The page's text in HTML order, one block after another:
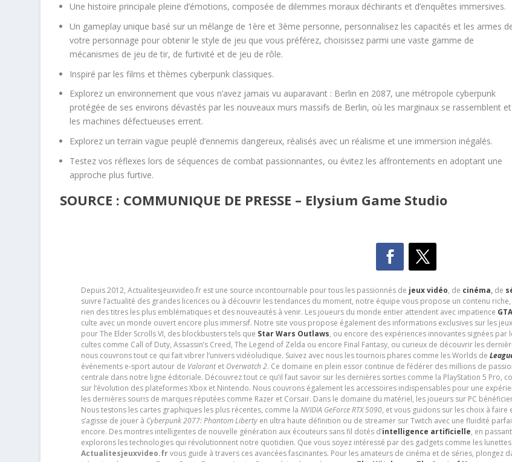
Une histoire principale pleine d’émotions, composée de dilemmes moraux déchirants et d’enquêtes immersives.
Un gameplay unique basé sur un mélange de 1ère et 3ème personne, personnalisez les capacités et les armes
votre personnage pour obtenir le style de jeu que vous préférez, choisissez parmi une vaste gamme de
mécanismes de jeu de tir, de furtivité et de jeu de rôle.
Inspiré par les films et thèmes cyberpunk classiques.
Explorez un environnement que vous n’avez jamais vu auparavant : Berlin en 2087, une métropole cyberpunk
protégée de ses environs dévastés par les nouveaux murs massifs de Berlin, où les marginaux se rassemblent
les machines défectueuses errent.
Explorez un terrain vague peuplé d’ennemis dangereux, réalisés avec un réalisme et une immersion inégalés.
Testez vos réflexes lors de séquences de combat passionnantes, ou évitez les affrontements en adoptant une
approche plus furtive.
SOURCE : COMMUNIQUE DE PRESSE – Elysium Game Studio
Depuis 2012, Actualitesjeuxvideo.fr est une source incontournable pour tous les passionnés de jeux vidéo, de cinéma,de
suivre l’actualité des grandes licences ou à découvrir les tendances du moment, notre équipe vous propose un contenu
rien des titres les plus emblématiques et des nouveautés à venir. Les joueurs du monde entier attendent avec impatience
culte avec un monde ouvert encore plus immersif. Notre site vous propose également des informations exclusives sur les
pour The Elder Scrolls VI, des blockbusters tels que Star Wars Outlaws, ou encore des expériences innovantes signées
cultes comme Call of Duty, Assassin’s Creed, The Legend of Zelda ou encore Final Fantasy, ou curieux de découvrir les
nous couvrons tout ce qui fait vibrer l’univers vidéoludique. Suivez avec nous les tournois phares comme les Worlds de
événements e-sport autour de Valorantet Overwatch 2. Ce domaine en plein essor continue de fédérer des millions de
centrale dans notre ligne éditoriale. Découvrez tout ce qu’il faut savoir sur les dernières sorties comme la PlayStation 5 Pro,
sur l’évolution des plateformes Xbox et Nintendo. Nous couvrons également les accessoires indispensables pour une
les dernières souris de marques réputées comme Razer et Corsair. Dans le domaine du matériel, les joueurs sur PC
Nous testons les cartes graphiques les plus récentes, comme la NVIDIA GeForce RTX 5090, et vous guidons sur les choix à
s’agisse de jouer à Cyberpunk 2077: Phantom Libertyen ultra haute définition ou de streamer sur Twitch avec une fluidité
encore. Des montres intelligentes de nouvelle génération aux écouteurs sans fil dotés d’intelligence artificielle, en
explorons les technologies qui révolutionnent notre quotidien. Que vous soyez intéressé par des gadgets comme les
Actualitesjeuxvideo.frvous guide à travers ces avancées fascinantes. Pour les amateurs de cinéma et de séries, plongez